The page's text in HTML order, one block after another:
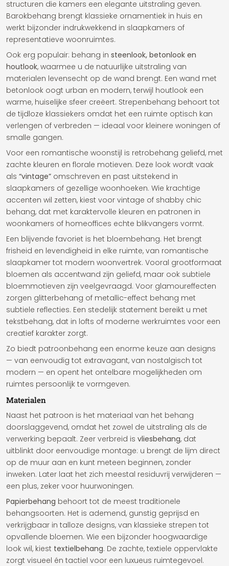
structuren die kamers een elegante uitstraling geven.
Barokbehang brengt klassieke ornamentiek in huis en
werkt bijzonder indrukwekkend in slaapkamers of
representatieve woonruimtes.
Ook erg populair: behang in steenlook, betonlook en
houtlook, waarmee u de natuurlijke uitstraling van
materialen levensecht op de wand brengt. Een wand met
betonlook oogt urban en modern, terwijl houtlook een
warme, huiselijke sfeer creëert. Strepenbehang behoort tot
de tijdloze klassiekers omdat het een ruimte optisch kan
verlengen of verbreden — ideaal voor kleinere woningen of
smalle gangen.
Voor een romantische woonstijl is retrobehang geliefd, met
zachte kleuren en florale motieven. Deze look wordt vaak
als “vintage” omschreven en past uitstekend in
slaapkamers of gezellige woonhoeken. Wie krachtige
accenten wil zetten, kiest voor vintage of shabby chic
behang, dat met karaktervolle kleuren en patronen in
woonkamers of homeoffices echte blikvangers vormt.
Een blijvende favoriet is het bloembehang. Het brengt
frisheid en levendigheid in elke ruimte, van romantische
slaapkamer tot modern woonvertrek. Vooral grootformaat
bloemen als accentwand zijn geliefd, maar ook subtiele
bloemmotieven zijn veelgevraagd. Voor glamoureffecten
zorgen glitterbehang of metallic-effect behang met
subtiele reflecties. Een stedelijk statement bereikt u met
tekstbehang, dat in lofts of moderne werkruimtes voor een
creatief karakter zorgt.
Zo biedt patroonbehang een enorme keuze aan designs
— van eenvoudig tot extravagant, van nostalgisch tot
modern — en opent het ontelbare mogelijkheden om
ruimtes persoonlijk te vormgeven.
Materialen
Naast het patroon is het materiaal van het behang
doorslaggevend, omdat het zowel de uitstraling als de
verwerking bepaalt. Zeer verbreid is vliesbehang, dat
uitblinkt door eenvoudige montage: u brengt de lijm direct
op de muur aan en kunt meteen beginnen, zonder
inweken. Later laat het zich meestal residuvrij verwijderen —
een plus, zeker voor huurwoningen.
Papierbehang behoort tot de meest traditionele
behangsoorten. Het is ademend, gunstig geprijsd en
verkrijgbaar in talloze designs, van klassieke strepen tot
opvallende bloemen. Wie een bijzonder hoogwaardige
look wil, kiest textielbehang. De zachte, textiele oppervlakte
zorgt visueel én tactiel voor een luxueus ruimtegevoel.